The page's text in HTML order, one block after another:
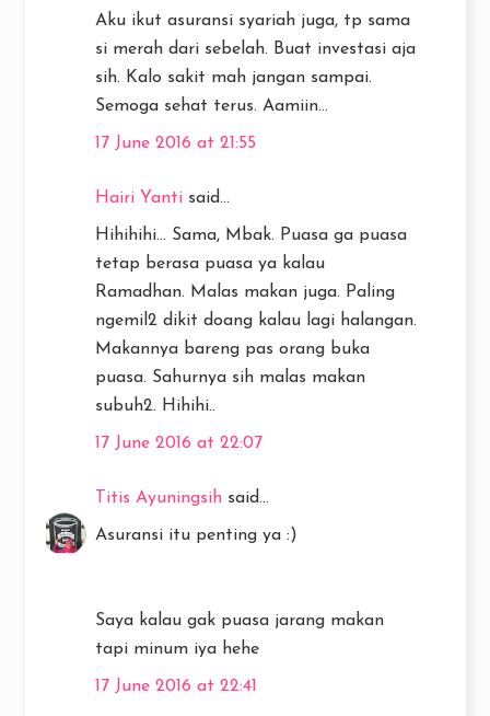
Aku ikut asuransi syariah juga, tp sama
si merah dari sebelah. Buat investasi aja
sih. Kalo sakit mah jangan sampai.
Semoga sehat terus. Aamiin...
17 June 2016 at 21:55
Hairi Yanti said...
Hihihihi... Sama, Mbak. Puasa ga puasa
tetap berasa puasa ya kalau
Ramadhan. Malas makan juga. Paling
ngemil2 dikit doang kalau lagi halangan.
Makannya bareng pas orang buka
puasa. Sahurnya sih malas makan
subuh2. Hihihi..
17 June 2016 at 22:07
Titis Ayuningsih said...
Asuransi itu penting ya :)
Saya kalau gak puasa jarang makan
tapi minum iya hehe
17 June 2016 at 22:41